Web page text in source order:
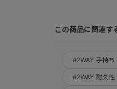
この商品に関連す
#2WAY 手持ち
#2WAY 耐久性